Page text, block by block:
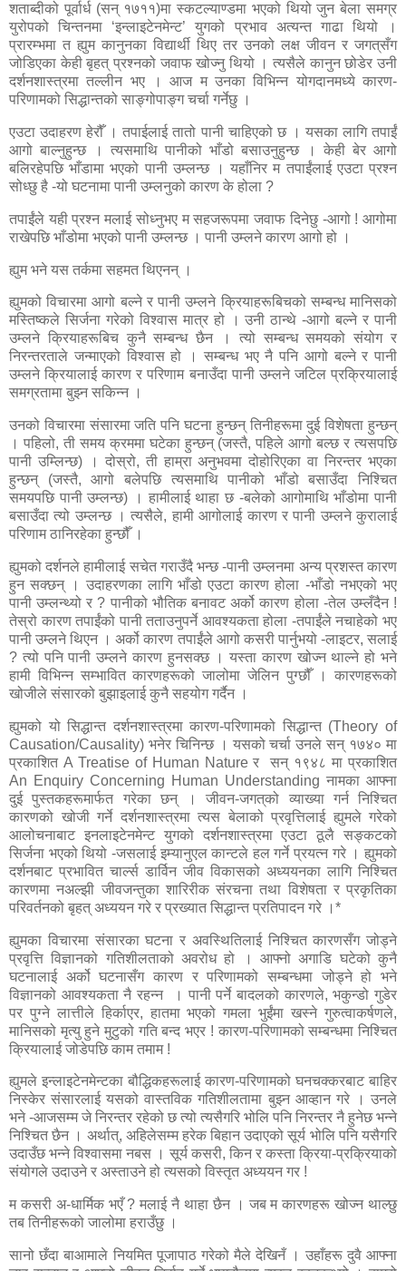
शताब्दीको पूर्वार्ध (सन् १७११)मा स्कटल्याण्डमा भएको थियो जुन बेला समग्र
युरोपको चिन्तनमा ‘इन्लाइटेनमेन्ट’ युगको प्रभाव अत्यन्त गाढा थियो ।
प्रारम्भमा त ह्युम कानुनका विद्यार्थी थिए तर उनको लक्ष जीवन र जगत्‌सँग
जोडिएका केही बृहत् प्रश्नको जवाफ खोज्नु थियो । त्यसैले कानुन छोडेर उनी
दर्शनशास्त्रमा तल्लीन भए । आज म उनका विभिन्न योगदानमध्ये कारण-
परिणामको सिद्धान्तको साङ्गोपाङ्ग चर्चा गर्नेछु ।
एउटा उदाहरण हेरौँ । तपाईलाई तातो पानी चाहिएको छ । यसका लागि तपाईं
आगो बाल्नुहुन्छ । त्यसमाथि पानीको भाँडो बसाउनुहुन्छ । केही बेर आगो
बलिरहेपछि भाँडामा भएको पानी उम्लन्छ । यहाँनिर म तपाईंलाई एउटा प्रश्न
सोध्छु है -यो घटनामा पानी उम्लनुको कारण के होला ?
तपाईंले यही प्रश्न मलाई सोध्नुभए म सहजरूपमा जवाफ दिनेछु -आगो ! आगोमा
राखेपछि भाँडोमा भएको पानी उम्लन्छ । पानी उम्लने कारण आगो हो ।
ह्युम भने यस तर्कमा सहमत थिएनन् ।
ह्युमको विचारमा आगो बल्ने र पानी उम्लने क्रियाहरूबिचको सम्बन्ध मानिसको
मस्तिष्कले सिर्जना गरेको विश्वास मात्र हो । उनी ठान्थे -आगो बल्ने र पानी
उम्लने क्रियाहरूबिच कुनै सम्बन्ध छैन । त्यो सम्बन्ध समयको संयोग र
निरन्तरताले जन्माएको विश्वास हो । सम्बन्ध भए नै पनि आगो बल्ने र पानी
उम्लने क्रियालाई कारण र परिणाम बनाउँदा पानी उम्लने जटिल प्रक्रियालाई
समग्रतामा बुझ्न सकिन्न ।
उनको विचारमा संसारमा जति पनि घटना हुन्छन् तिनीहरूमा दुई विशेषता हुन्छन्
। पहिलो, ती समय क्रममा घटेका हुन्छन् (जस्तै, पहिले आगो बल्छ र त्यसपछि
पानी उम्लिन्छ) । दोस्रो, ती हाम्रा अनुभवमा दोहोरिएका वा निरन्तर भएका
हुन्छन् (जस्तै, आगो बलेपछि त्यसमाथि पानीको भाँडो बसाउँदा निश्चित
समयपछि पानी उम्लन्छ) । हामीलाई थाहा छ -बलेको आगोमाथि भाँडोमा पानी
बसाउँदा त्यो उम्लन्छ । त्यसैले, हामी आगोलाई कारण र पानी उम्लने कुरालाई
परिणाम ठानिरहेका हुन्छौँ ।
ह्युमको दर्शनले हामीलाई सचेत गराउँदै भन्छ -पानी उम्लनमा अन्य प्रशस्त कारण
हुन सक्छन् । उदाहरणका लागि भाँडो एउटा कारण होला -भाँडो नभएको भए
पानी उम्लन्थ्यो र ? पानीको भौतिक बनावट अर्को कारण होला -तेल उम्लँदैन !
तेस्रो कारण तपाईंको पानी तताउनुपर्ने आवश्यकता होला -तपाईंले नचाहेको भए
पानी उम्लने थिएन । अर्को कारण तपाईंले आगो कसरी पार्नुभयो -लाइटर, सलाई
? त्यो पनि पानी उम्लने कारण हुनसक्छ । यस्ता कारण खोज्न थाल्ने हो भने
हामी विभिन्न सम्भावित कारणहरूको जालोमा जेलिन पुग्छौँ । कारणहरूको
खोजीले संसारको बुझाइलाई कुनै सहयोग गर्दैन ।
ह्युमको यो सिद्धान्त दर्शनशास्त्रमा कारण-परिणामको सिद्धान्त (Theory of
Causation/Causality) भनेर चिनिन्छ । यसको चर्चा उनले सन् १७४० मा
प्रकाशित A Treatise of Human Natureर
सन् १९४८ मा प्रकाशित
An Enquiry Concerning Human Understanding नामका आफ्ना
दुई पुस्तकहरूमार्फत गरेका छन् । जीवन-जगत्‌को व्याख्या गर्न निश्चित
कारणको खोजी गर्ने दर्शनशास्त्रमा त्यस बेलाको प्रवृत्तिलाई ह्युमले गरेको
आलोचनाबाट इनलाइटेनमेन्ट युगको दर्शनशास्त्रमा एउटा ठूलै सङ्कटको
सिर्जना भएको थियो -जसलाई इम्यानुएल कान्टले हल गर्ने प्रयत्न गरे । ह्युमको
दर्शनबाट प्रभावित चार्ल्स डार्विन जीव विकासको अध्ययनका लागि निश्चित
कारणमा नअल्झी जीवजन्तुका शारिरीक संरचना तथा विशेषता र प्रकृतिका
परिवर्तनको बृहत् अध्ययन गरे र प्रख्यात सिद्धान्त प्रतिपादन गरे ।*
ह्युमका विचारमा संसारका घटना र अवस्थितिलाई निश्चित कारणसँग जोड्ने
प्रवृत्ति विज्ञानको गतिशीलताको अवरोध हो । आफ्नो अगाडि घटेको कुनै
घटनालाई अर्को घटनासँग कारण र परिणामको सम्बन्धमा जोड्ने हो भने
विज्ञानको आवश्यकता नै रहन्न
। पानी पर्ने बादलको कारणले, भकुन्डो गुडेर
पर पुग्ने लात्तीले हिर्काएर, हातमा भएको गमला भुईंमा खस्ने गुरुत्वाकर्षणले,
मानिसको मृत्यु हुने मुटुको गति बन्द भएर ! कारण-परिणामको सम्बन्धमा निश्चित
क्रियालाई जोडेपछि काम तमाम !
ह्युमले इन्लाइटेनमेन्टका बौद्धिकहरूलाई कारण-परिणामको घनचक्करबाट बाहिर
निस्केर संसारलाई यसको वास्तविक गतिशीलतामा बुझ्न आव्हान गरे । उनले
भने -आजसम्म जे निरन्तर रहेको छ त्यो त्यसैगरि भोलि पनि निरन्तर नै हुनेछ भन्ने
निश्चित छैन । अर्थात्, अहिलेसम्म हरेक बिहान उदाएको सूर्य भोलि पनि यसैगरि
उदाउँछ भन्ने विश्वासमा नबस । सूर्य कसरी, किन र कस्ता क्रिया-प्रक्रियाको
संयोगले उदाउने र अस्ताउने हो त्यसको विस्तृत अध्ययन गर !
म कसरी अ-धार्मिक भएँ ? मलाई नै थाहा छैन । जब म कारणहरू खोज्न थाल्छु
तब तिनीहरूको जालोमा हराउँछु ।
सानो छँदा बाआमाले नियमित पूजापाठ गरेको मैले देखिनँ । उहाँहरू दुवै आफ्ना